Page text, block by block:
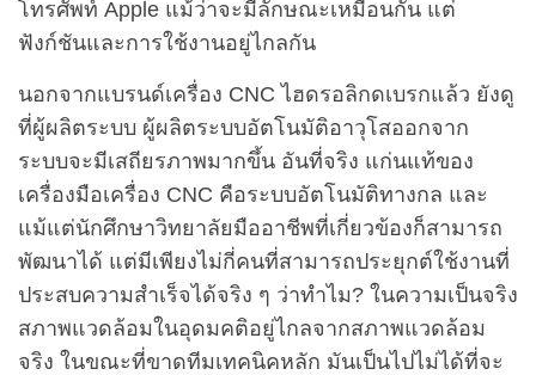
โทรศัพท์ Apple แม้ว่าจะมีลักษณะเหมือนกัน แต่
ฟังก์ชันและการใช้งานอยู่ไกลกัน
นอกจากแบรนด์เครื่อง CNC ไฮดรอลิกดเบรกแล้ว ยังดู
ที่ผู้ผลิตระบบ ผู้ผลิตระบบอัตโนมัติอาวุโสออกจาก
ระบบจะมีเสถียรภาพมากขึ้น อันที่จริง แก่นแท้ของ
เครื่องมือเครื่อง CNC คือระบบอัตโนมัติทางกล และ
แม้แต่นักศึกษาวิทยาลัยมืออาชีพที่เกี่ยวข้องก็สามารถ
พัฒนาได้ แต่มีเพียงไม่กี่คนที่สามารถประยุกต์ใช้งานที่
ประสบความสำเร็จได้จริง ๆ ว่าทำไม? ในความเป็นจริง
สภาพแวดล้อมในอุดมคติอยู่ไกลจากสภาพแวดล้อม
จริง ในขณะที่ขาดทีมเทคนิคหลัก มันเป็นไปไม่ได้ที่จะ